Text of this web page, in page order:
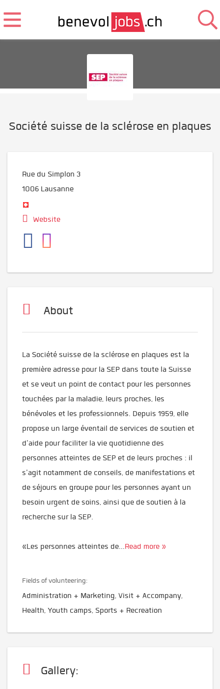
Société suisse de la sclérose en plaques
Rue du Simplon 3
1006 Lausanne
Website
About
La Société suisse de la sclérose en plaques est la
première adresse pour la SEP dans toute la Suisse
et se veut un point de contact pour les personnes
touchées par la maladie, leurs proches, les
bénévoles et les professionnels. Depuis 1959, elle
propose un large éventail de services de soutien et
d'aide pour faciliter la vie quotidienne des
personnes atteintes de SEP et de leurs proches : il
s'agit notamment de conseils, de manifestations et
de séjours en groupe pour les personnes ayant un
besoin urgent de soins, ainsi que de soutien à la
recherche sur la SEP.
«Les personnes atteintes de...Read more »
Fields of volunteering:
Administration + Marketing, Visit + Accompany,
Health, Youth camps, Sports + Recreation
Gallery: